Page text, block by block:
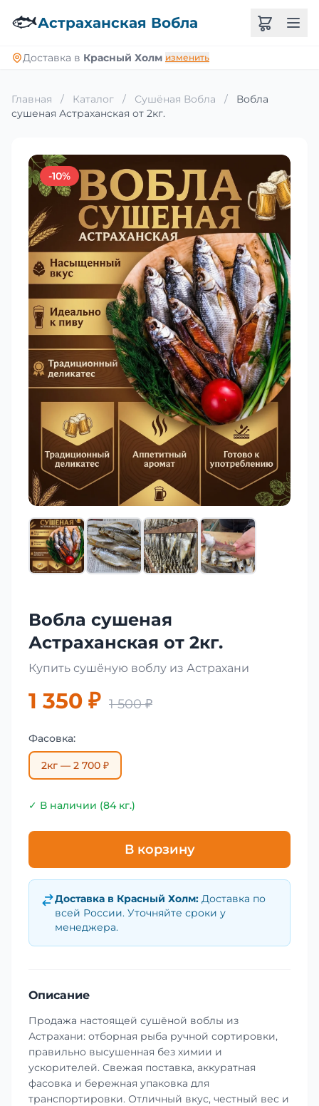
🐟Астраханская Вобла
Доставка в Красный Холм изменить
Главная / Каталог / Сушёная Вобла /
Вобла
сушеная Астраханская от 2кг.
-10%
Вобла сушеная
Астраханская от 2кг.
Купить сушёную воблу из Астрахани
1 350 ₽ 1 500 ₽
Фасовка:
2кг — 2 700 ₽
✓ В наличии (84 кг.)
В корзину
Доставка в Красный Холм: Доставка по
всей России. Уточняйте сроки у
менеджера.
Описание
Продажа настоящей сушёной воблы из
Астрахани: отборная рыба ручной сортировки,
правильно высушенная без химии и
ускорителей. Свежая поставка, аккуратная
фасовка и бережная упаковка для
транспортировки. Отличный вкус, честный вес и